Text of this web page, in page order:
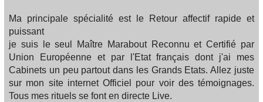
Ma principale spécialité est le Retour affectif rapide et
puissant
je suis le seul Maître Marabout Reconnu et Certifié par
Union Européenne et par l'Etat français dont j'ai mes
Cabinets un peu partout dans les Grands Etats. Allez juste
sur mon site internet Officiel pour voir des témoignages.
Tous mes rituels se font en directe Live.